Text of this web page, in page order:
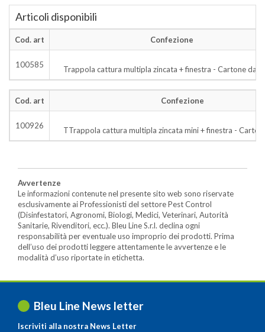
Articoli disponibili
Cod. art Confezione
100585 Trappola cattura multipla zincata + finestra - Cartone da
Cod. art Confezione
100926 TTrappola cattura multipla zincata mini + finestra -
Avvertenze
Le informazioni contenute nel presente sito web sono riservate
esclusivamente ai Professionisti del settore Pest Control
(Disinfestatori, Agronomi, Biologi, Medici, Veterinari, Autorità
Sanitarie, Rivenditori, ecc.). Bleu Line S.r.l. declina ogni
responsabilità per eventuale uso improprio dei prodotti. Prima
dell’uso dei prodotti leggere attentamente le avvertenze e le
modalità d’uso riportate in etichetta.
Bleu Line News letter
Iscriviti alla nostra News Letter